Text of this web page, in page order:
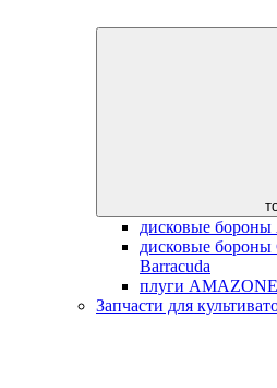
дисковые
дисковые бороны
Barracuda
плуги
Запчасти для